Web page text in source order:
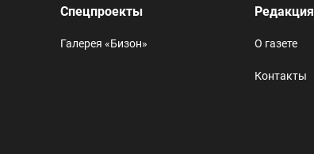
Спецпроекты
Галерея «Бизон»
Редакция
О газете
Контакты